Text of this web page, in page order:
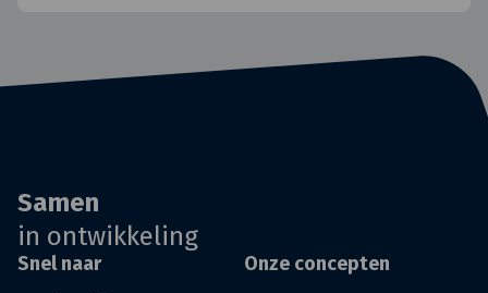
Samen
in ontwikkeling
Snel naar Onze concepten